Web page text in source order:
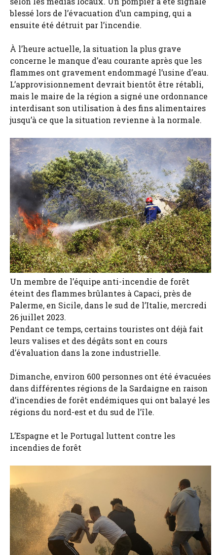
blessé lors de l’évacuation d’un camping, qui a
ensuite été détruit par l’incendie.
À l’heure actuelle, la situation la plus grave
concerne le manque d’eau courante après que les
flammes ont gravement endommagé l’usine d’eau.
L’approvisionnement devrait bientôt être rétabli,
mais le maire de la région a signé une ordonnance
interdisant son utilisation à des fins alimentaires
jusqu’à ce que la situation revienne à la normale.
Un membre de l’équipe anti-incendie de forêt
éteint des flammes brûlantes à Capaci, près de
Palerme, en Sicile, dans le sud de l’Italie, mercredi
26 juillet 2023.
Pendant ce temps, certains touristes ont déjà fait
leurs valises et des dégâts sont en cours
d’évaluation dans la zone industrielle.
Dimanche, environ 600 personnes ont été évacuées
dans différentes régions de la Sardaigne en raison
d’incendies de forêt endémiques qui ont balayé les
régions du nord-est et du sud de l’île.
L’Espagne et le Portugal luttent contre les
incendies de forêt